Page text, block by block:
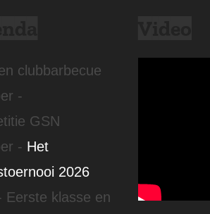
clubbarbecue
-
GSN
- Het
2026
Eerste klasse en